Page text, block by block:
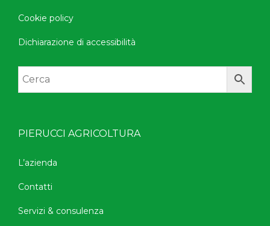
Cookie policy
Dichiarazione di accessibilità
PIERUCCI AGRICOLTURA
L’azienda
Contatti
Servizi & consulenza